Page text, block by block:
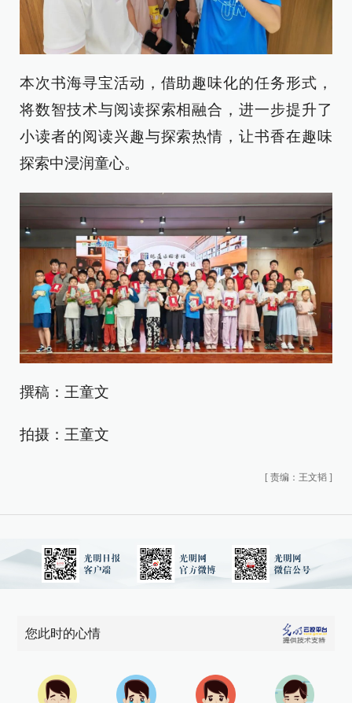
本次书海寻宝活动，借助趣味化的任务形式，
将数智技术与阅读探索相融合，进一步提升了
小读者的阅读兴趣与探索热情，让书香在趣味
探索中浸润童心。
撰稿：王童文
拍摄：王童文
[ 责编：王文韬 ]
您此时的心情